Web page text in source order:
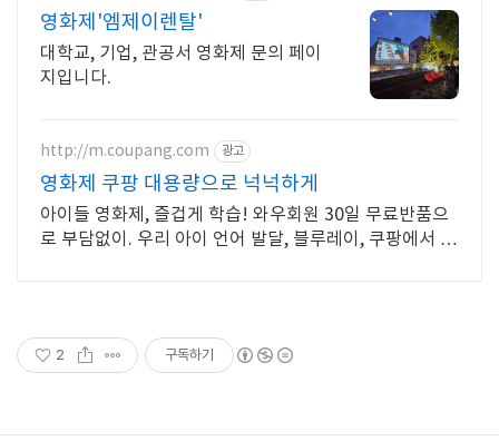
영화제'엠제이렌탈'
대학교, 기업, 관공서 영화제 문의 페이
지입니다.
http://m.coupang.com 광고
영화제 쿠팡 대용량으로 넉넉하게
아이들 영화제, 즐겁게 학습! 와우회원 30일 무료반품으
로 부담없이. 우리 아이 언어 발달, 블루레이, 쿠팡에서 학
2 구독하기